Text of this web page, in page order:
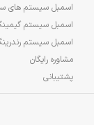
اسمبل سیستم های
اسمبل سیستم
اسمبل سیستم
مشاوره رایگان
پشتیبانی